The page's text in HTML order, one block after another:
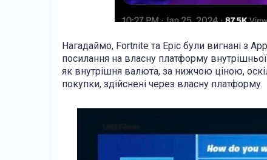
Нагадаймо, Fortnite та Epic були вигнані з
посилання на власну платформу
як внутрішня валюта, за нижчою ціною,
покупки, здійснені через власну платформу.